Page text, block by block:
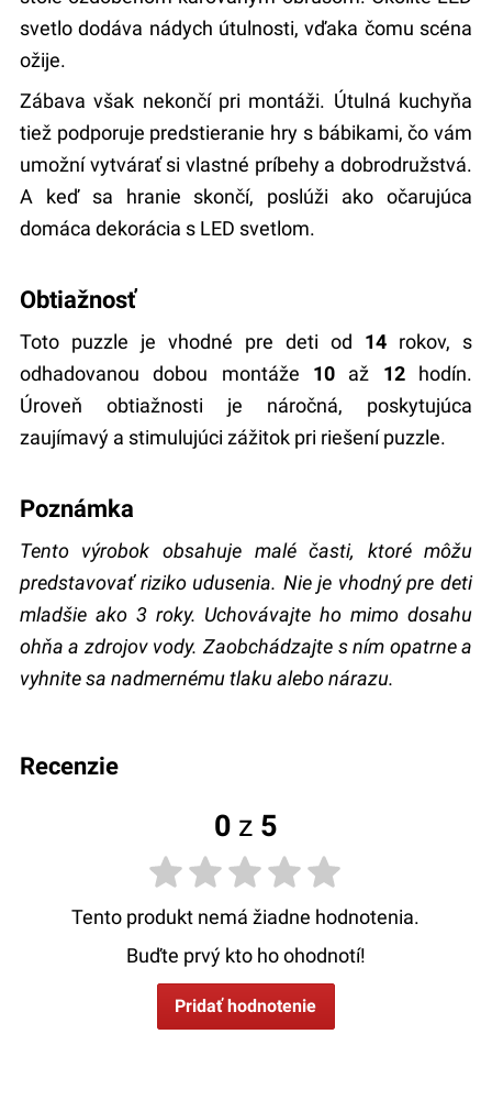
svetlo dodáva nádych útulnosti, vďaka čomu scéna
ožije.
Zábava však nekončí pri montáži. Útulná kuchyňa
tiež podporuje predstieranie hry s bábikami, čo vám
umožní vytvárať si vlastné príbehy a dobrodružstvá.
A keď sa hranie skončí, poslúži ako očarujúca
domáca dekorácia s LED svetlom.
Obtiažnosť
Toto puzzle je vhodné pre deti od 14 rokov, s
odhadovanou dobou montáže 10 až 12hodín.
Úroveň obtiažnosti je náročná, poskytujúca
zaujímavý a stimulujúci zážitok pri riešení puzzle.
Poznámka
Tento výrobok obsahuje malé časti, ktoré môžu
predstavovať riziko udusenia. Nie je vhodný pre deti
mladšie ako 3 roky. Uchovávajte ho mimo dosahu
ohňa a zdrojov vody. Zaobchádzajte s ním opatrne a
vyhnite sa nadmernému tlaku alebo nárazu.
recenzie
0 z 5
Tento produkt nemá žiadne hodnotenia.
Buďte prvý kto ho ohodnotí!
Pridať hodnotenie